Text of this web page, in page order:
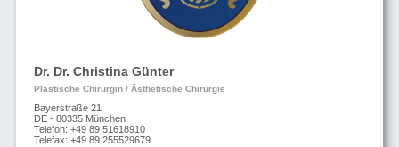
Dr. Dr. Christina Günter
Plastische Chirurgin / Ästhetische Chirurgie
Bayerstraße 21
DE - 80335 München
Telefon: +49 89 51618910
Telefax: +49 89 255529679